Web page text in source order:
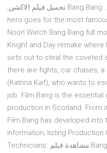
,تحميل فيلم الاكشن Bang Bang … A swashbuckling mystery
hero goes for the most
Noor! Watch Bang Bang full
Knight and Day remake where
sets out to steal the coveted
there are fights, car chases,
(Katrina Kaif), who wants to
job. Film Bang is the essential
production in Scotland. From
Film Bang has developed
information, listing Production
Technicians. مشاهدة فيلم Bang bang مدونة عرب فيلم اون لاين